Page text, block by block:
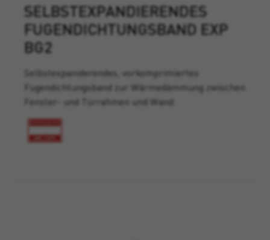
SELBSTEXPANDIERENDES
FUGENDICHTUNGSBAND EXP
BG2
Selbstexpaniderendes, vorkomprimiertes
Fugendichtungsband zur Wärmedämmung zwischen
Fenster- und Türrahmen und Wand.